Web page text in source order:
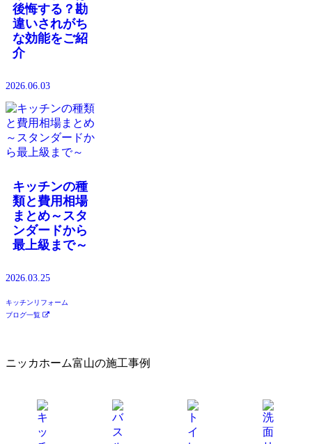
後悔する？勘
違いされがち
な効能をご紹
介
2026.06.03
キッチンの種
類と費用相場
まとめ～スタ
ンダードから
最上級まで～
2026.03.25
キッチンリフォーム
ブログ一覧
ニッカホーム富山の施工事例